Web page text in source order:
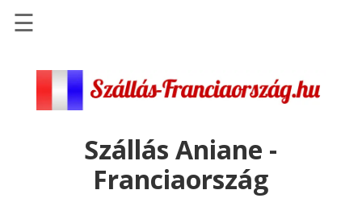
Szállások
Repülőjegy
pénzvisszatérítéssel
☰
Szállás Aniane -
Franciaország